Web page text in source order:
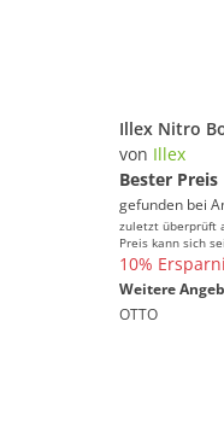
von Illex
Bester Preis
gefunden bei
zuletzt überprüft
Preis kann sich
10%
Weitere
OTTO